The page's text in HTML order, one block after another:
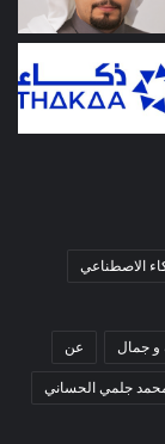
الاصطناعي
جمال عن
جلمي الحساني